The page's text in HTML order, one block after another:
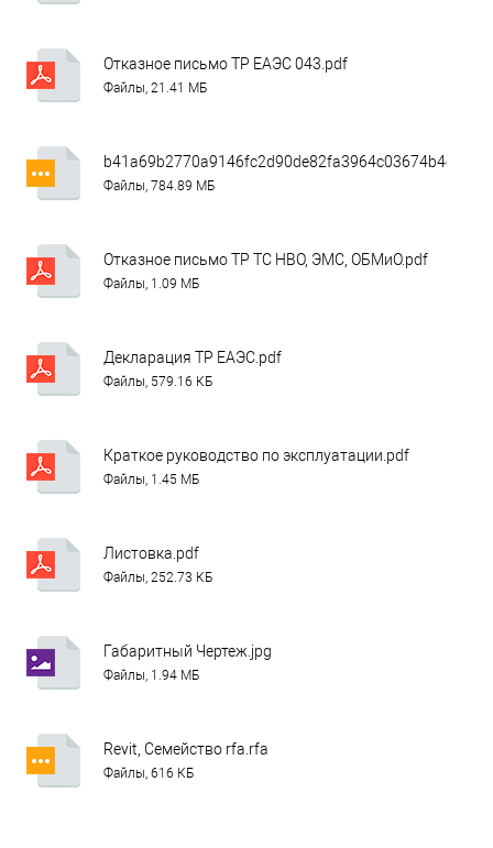
Отказное письмо ТР ЕАЭС 043.pdf
Файлы, 21.41 МБ
Файлы, 784.89 МБ
Отказное письмо ТР ТС НВО, ЭМС, ОБМиО.pdf
Файлы, 1.09 МБ
Декларация ТР ЕАЭС.pdf
Файлы, 579.16 КБ
Краткое руководство по эксплуатации.pdf
Файлы, 1.45 МБ
Листовка.pdf
Файлы, 252.73 КБ
Габаритный Чертеж.jpg
Файлы, 1.94 МБ
Revit, Семейство rfa.rfa
Файлы, 616 КБ